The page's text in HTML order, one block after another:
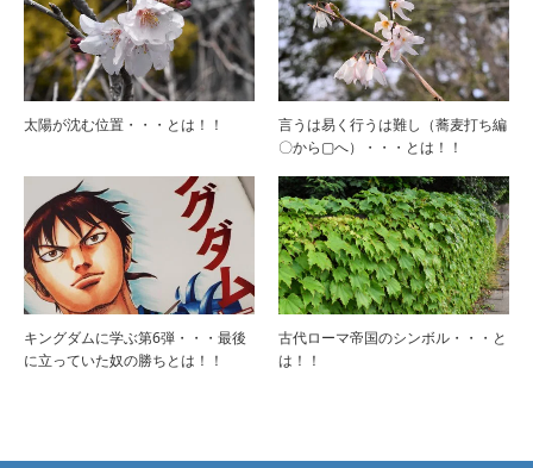
太陽が沈む位置・・・とは！！
言うは易く行うは難し（蕎麦打ち編
〇から▢へ）・・・とは！！
キングダムに学ぶ第6弾・・・最後
に立っていた奴の勝ちとは！！
古代ローマ帝国のシンボル・・・と
は！！